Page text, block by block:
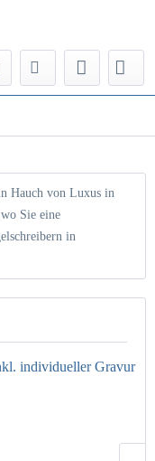
Hauch von Luxus in
Sie eine
in